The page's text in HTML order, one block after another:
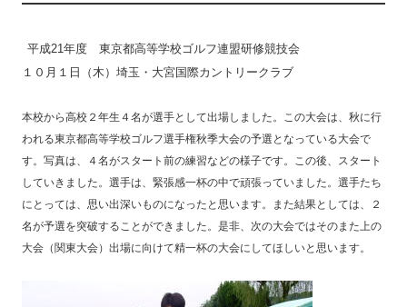
平成21年度 東京都高等学校ゴルフ連盟研修競技会
１０月１日（木）埼玉・大宮国際カントリークラブ
本校から高校２年生４名が選手として出場しました。この大会は、秋に行
われる東京都高等学校ゴルフ選手権秋季大会の予選となっている大会で
す。写真は、４名がスタート前の練習などの様子です。この後、スタート
していきました。選手は、緊張感一杯の中で頑張っていました。選手たち
にとっては、思い出深いものになったと思います。また結果としては、２
名が予選を突破することができました。是非、次の大会ではそのまた上の
大会（関東大会）出場に向けて精一杯の大会にしてほしいと思います。